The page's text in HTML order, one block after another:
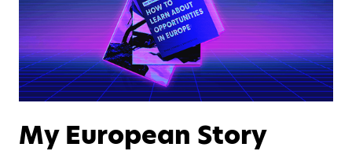
My European Story